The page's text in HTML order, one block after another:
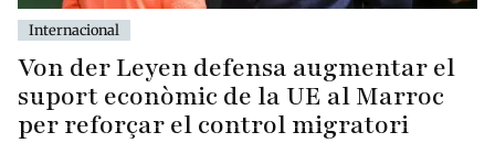
Internacional
Von der Leyen defensa augmentar el
suport econòmic de la UE al Marroc
per reforçar el control migratori